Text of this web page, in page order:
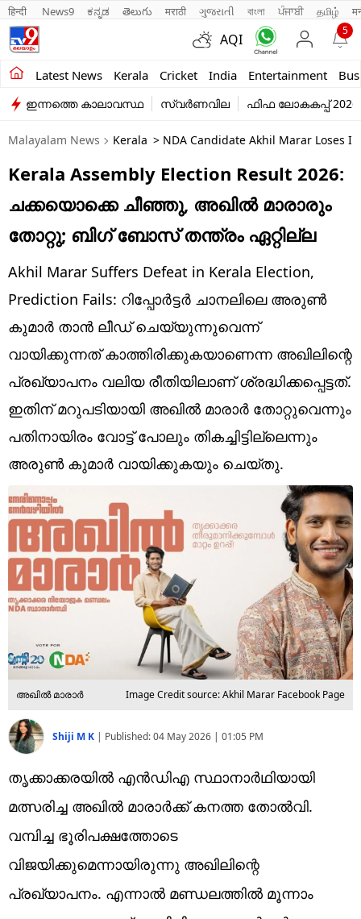
हिन्दी News9 ಕನ್ನಡ తెలుగు मराठी ગુજરાતી বাংলা ਪੰਜਾਬੀ தமிழ்
AQI
5
Latest News Kerala Cricket India Entertainment
Kerala
India
Entertainment
Business
Education
Sports
Lifestyle
world
Technology
Religion
Web Story
Photo
Short Videos
ഇന്നത്തെ കാലാവസ്ഥ സ്വർണവില ഫിഫ ലോകകപ്പ് 2026
Malayalam News Kerala > NDA Candidate Akhil Marar Loses
Kerala Assembly Election Result 2026:
ചക്കയൊക്കെ ചീഞ്ഞു, അഖില്‍ മാരാരും
തോറ്റു; ബിഗ് ബോസ് തന്ത്രം ഏറ്റില്ല
Akhil Marar Suffers Defeat in Kerala Election,
Prediction Fails: റിപ്പോര്‍ട്ടര്‍ ചാനലിലെ അരുണ്‍
കുമാര്‍ താന്‍ ലീഡ് ചെയ്യുന്നുവെന്ന്
വായിക്കുന്നത് കാത്തിരിക്കുകയാണെന്ന അഖിലിന്റെ
പ്രഖ്യാപനം വലിയ രീതിയിലാണ് ശ്രദ്ധിക്കപ്പെട്ടത്.
ഇതിന് മറുപടിയായി അഖില്‍ മാരാര്‍ തോറ്റുവെന്നും
പതിനായിരം വോട്ട് പോലും തികച്ചിട്ടില്ലെന്നും
അരുണ്‍ കുമാര്‍ വായിക്കുകയും ചെയ്തു.
അഖില്‍ മാരാര്‍ Image Credit source: Akhil Marar Facebook Page
Shiji M K | Published:04 May 2026 | 01:05 PM
തൃക്കാക്കരയില്‍ എന്‍ഡിഎ സ്ഥാനാര്‍ഥിയായി
മത്സരിച്ച അഖില്‍ മാരാര്‍ക്ക് കനത്ത തോല്‍വി.
വമ്പിച്ച ഭൂരിപക്ഷത്തോടെ
വിജയിക്കുമെന്നായിരുന്നു അഖിലിന്റെ
പ്രഖ്യാപനം. എന്നാല്‍ മണ്ഡലത്തില്‍ മൂന്നാം